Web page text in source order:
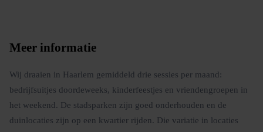
Meer informatie
Wij draaien in Haarlem gemiddeld drie sessies per maand:
bedrijfsuitjes doordeweeks, kinderfeestjes en vriendengroepen in
het weekend. De stadsparken zijn goed onderhouden en de
duinlocaties zijn op een kwartier rijden. Die variatie in locaties